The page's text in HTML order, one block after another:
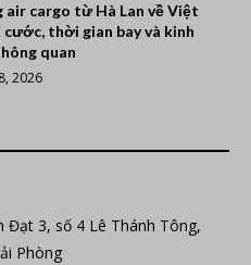
air cargo từ Hà Lan về Việt
cước, thời gian bay và kinh
quan
2026
Đạt 3, số 4 Lê Thánh Tông,
Phòng